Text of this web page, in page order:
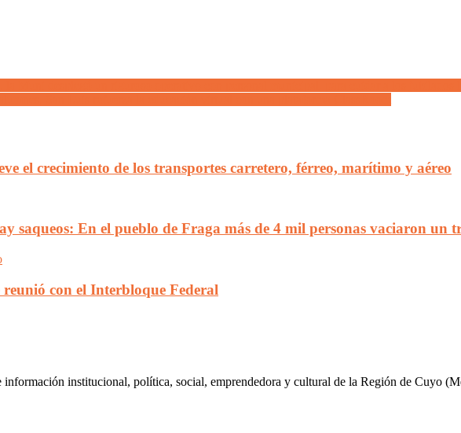
el crecimiento de los transportes carretero, férreo, marítimo y aéreo
saqueos: En el pueblo de Fraga más de 4 mil personas vaciaron un
reunió con el Interbloque Federal
información institucional, política, social, emprendedora y cultural de la Región de Cuyo